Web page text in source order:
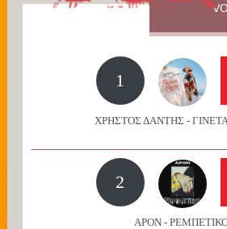
1
ΧΡΗΣΤΟΣ ΔΑΝΤΗΣ -
2
APON -